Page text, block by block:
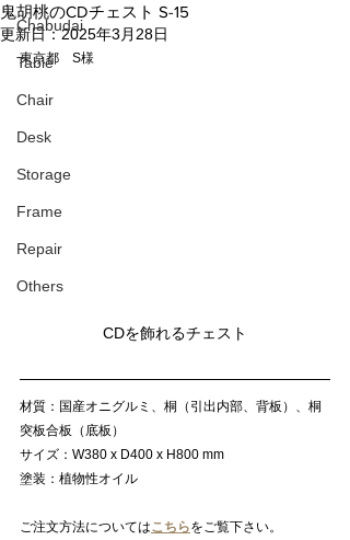
Chabudai
Table
Chair
Desk
Storage
Frame
Repair
Others
鬼胡桃のCDチェスト S-15
更新日：2025年3月28日
東京都　S様
CDを飾れるチェスト
材質：国産オニグルミ、桐（引出内部、背板）、桐
突板合板（底板）
サイズ：W380 x D400 x H800 mm
塗装：植物性オイル
ご注文方法についてはこちらをご覧下さい。